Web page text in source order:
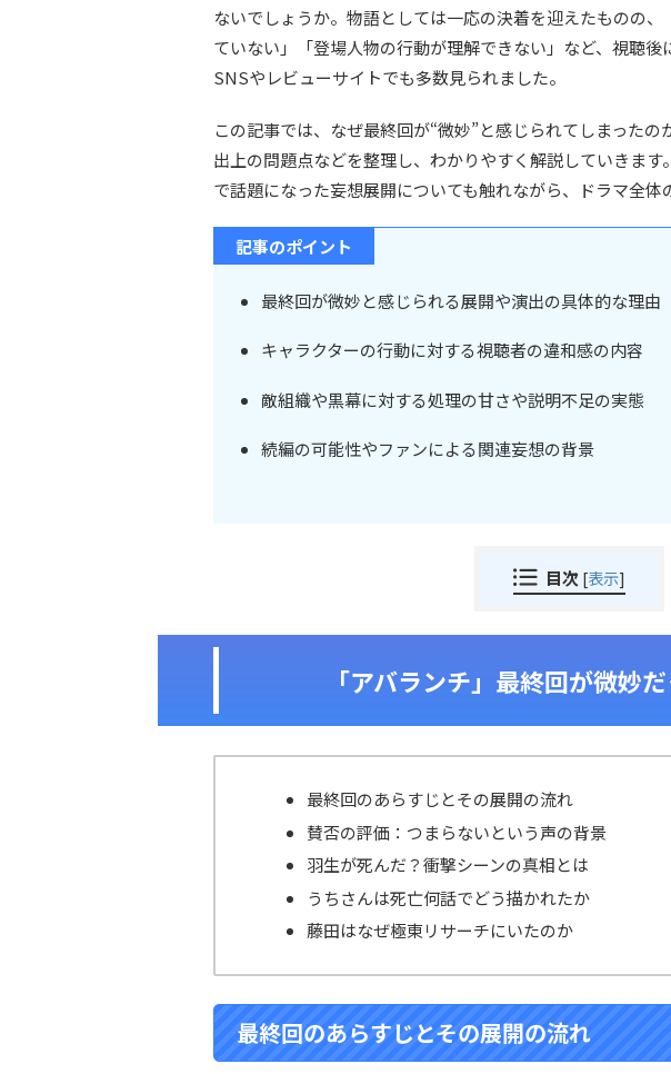
ないでしょうか。物語としては一応の決着を迎えたものの
ていない」「登場人物の行動が理解できない」など、視聴
SNSやレビューサイトでも多数見られました。
この記事では、なぜ最終回が“微妙”と感じられてしまった
出上の問題点などを整理し、わかりやすく解説していきま
で話題になった妄想展開についても触れながら、ドラマ全体
記事のポイント
最終回が微妙と感じられる展開や演出の具体的な理由
キャラクターの行動に対する視聴者の違和感の内容
敵組織や黒幕に対する処理の甘さや説明不足の実態
続編の可能性やファンによる関連妄想の背景
目次 [表示]
「アバランチ」最終回が微妙
最終回のあらすじとその展開の流れ
賛否の評価：つまらないという声の背景
羽生が死んだ？衝撃シーンの真相とは
うちさんは死亡何話でどう描かれたか
藤田はなぜ極東リサーチにいたのか
最終回のあらすじとその展開の流れ